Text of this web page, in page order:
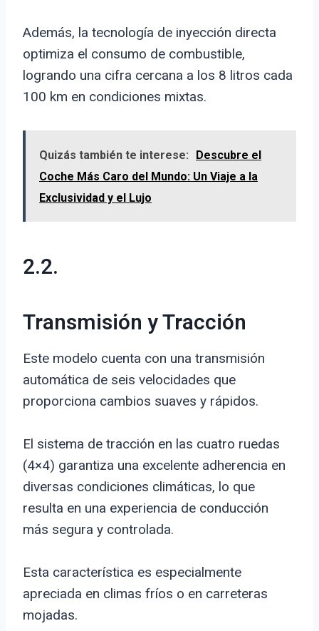
Además, la tecnología de inyección directa
optimiza el consumo de combustible,
logrando una cifra cercana a los 8 litros cada
100 km en condiciones mixtas.
Quizás también te interese:
Descubre el
Coche Más Caro del Mundo: Un Viaje a la
Exclusividad y el Lujo
2.2.
Transmisión y Tracción
Este modelo cuenta con una transmisión
automática de seis velocidades que
proporciona cambios suaves y rápidos.
El sistema de tracción en las cuatro ruedas
(4×4) garantiza una excelente adherencia en
diversas condiciones climáticas, lo que
resulta en una experiencia de conducción
más segura y controlada.
Esta característica es especialmente
apreciada en climas fríos o en carreteras
mojadas.